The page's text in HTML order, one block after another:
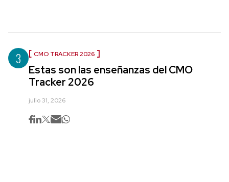
3 CMO TRACKER 2026
Estas son las enseñanzas del CMO
Tracker 2026
julio 31, 2026